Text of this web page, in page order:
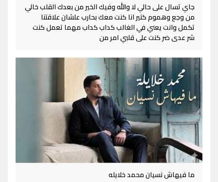
جاي تسال على حالي لا والله وفيك الخير من بعدك القلب خالي
من وجع وهموم كتير انا كنت معك بحارب علشان علاقتنا
تكمل وانت يعني في الغالب كداب كداب مهما تعمل كنت
شر عدى ضر كنت على قلبي امر من
ما فيهاش نسيان محمد خلايله